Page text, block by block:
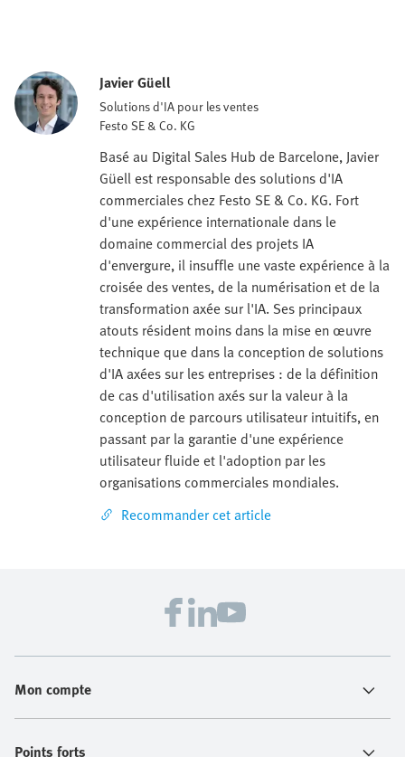
Javier Güell
Solutions d'IA pour les ventes
Festo SE & Co. KG
Basé au Digital Sales Hub de Barcelone, Javier
Güell est responsable des solutions d'IA
commerciales chez Festo SE & Co. KG. Fort
d'une expérience internationale dans le
domaine commercial des projets IA
d'envergure, il insuffle une vaste expérience à la
croisée des ventes, de la numérisation et de la
transformation axée sur l'IA. Ses principaux
atouts résident moins dans la mise en œuvre
technique que dans la conception de solutions
d'IA axées sur les entreprises : de la définition
de cas d'utilisation axés sur la valeur à la
conception de parcours utilisateur intuitifs, en
passant par la garantie d'une expérience
utilisateur fluide et l'adoption par les
organisations commerciales mondiales.
Recommander cet article
Mon compte
Points forts